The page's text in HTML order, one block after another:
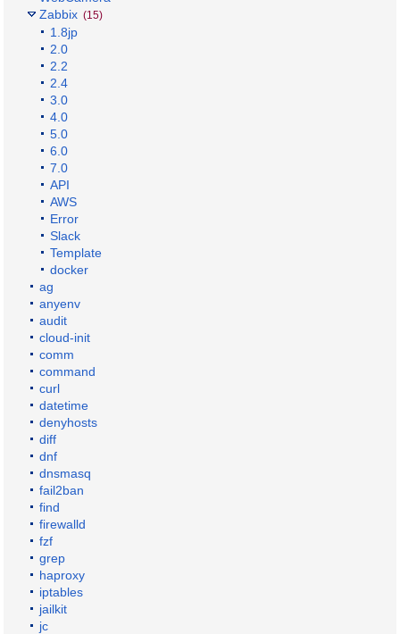
Zabbix (15)
1.8jp
2.0
2.2
2.4
3.0
4.0
5.0
6.0
7.0
API
AWS
Error
Slack
Template
docker
ag
anyenv
audit
cloud-init
comm
command
curl
datetime
denyhosts
diff
dnf
dnsmasq
fail2ban
find
firewalld
fzf
grep
haproxy
iptables
jailkit
jc